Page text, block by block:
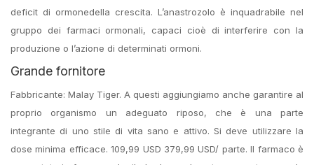
deficit di ormonedella crescita. L’anastrozolo è inquadrabile nel
gruppo dei farmaci ormonali, capaci cioè di interferire con la
produzione o l’azione di determinati ormoni.
Grande fornitore
Fabbricante: Malay Tiger. A questi aggiungiamo anche garantire al
proprio organismo un adeguato riposo, che è una parte
integrante di uno stile di vita sano e attivo. Si deve utilizzare la
dose minima efficace. 109,99 USD 379,99 USD/ parte. Il farmaco è